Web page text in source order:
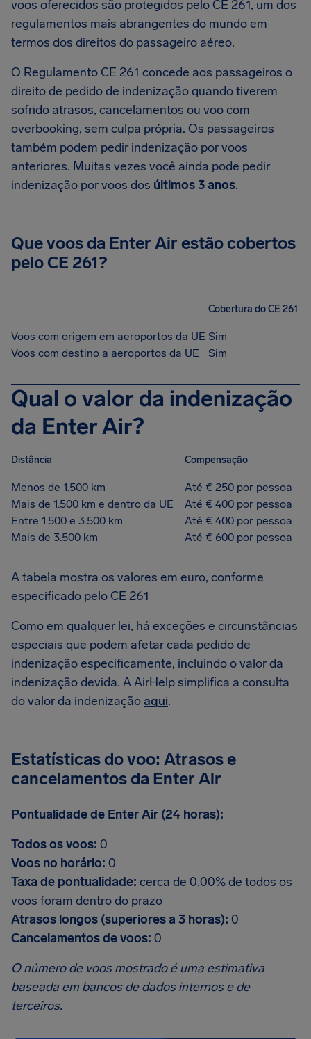
voos oferecidos são protegidos pelo CE 261, um dos
regulamentos mais abrangentes do mundo em
termos dos direitos do passageiro aéreo.
O Regulamento CE 261 concede aos passageiros o
direito de pedido de indenização quando tiverem
sofrido atrasos, cancelamentos ou voo com
overbooking, sem culpa própria. Os passageiros
também podem pedir indenização por voos
anteriores. Muitas vezes você ainda pode pedir
indenização por voos dos últimos 3 anos.
Que voos da Enter Air estão cobertos
pelo CE 261?
Cobertura do CE 261
Voos com origem em aeroportos da UE Sim
Voos com destino a aeroportos da UE
Sim
Qual o valor da indenização
da Enter Air?
Distância Compensação
Menos de 1.500 km
Até € 250 por pessoa
Mais de 1.500 km e dentro da UE
Até € 400 por pessoa
Entre 1.500 e 3.500 km
Até € 400 por pessoa
Mais de 3.500 km
Até € 600 por pessoa
A tabela mostra os valores em euro, conforme
especificado pelo CE 261
Como em qualquer lei, há exceções e circunstâncias
especiais que podem afetar cada pedido de
indenização especificamente, incluindo o valor da
indenização devida. A AirHelp simplifica a consulta
do valor da indenizaçãoaqui.
Estatísticas do voo: Atrasos e
cancelamentos da Enter Air
Pontualidade de Enter Air (24 horas):
Todos os voos: 0
Voos no horário: 0
Taxa de pontualidade: cerca de 0.00% de todos os
voos foram dentro do prazo
Atrasos longos (superiores a 3 horas): 0
Cancelamentos de voos: 0
O número de voos mostrado é uma estimativa
baseada em bancos de dados internos e de
terceiros.